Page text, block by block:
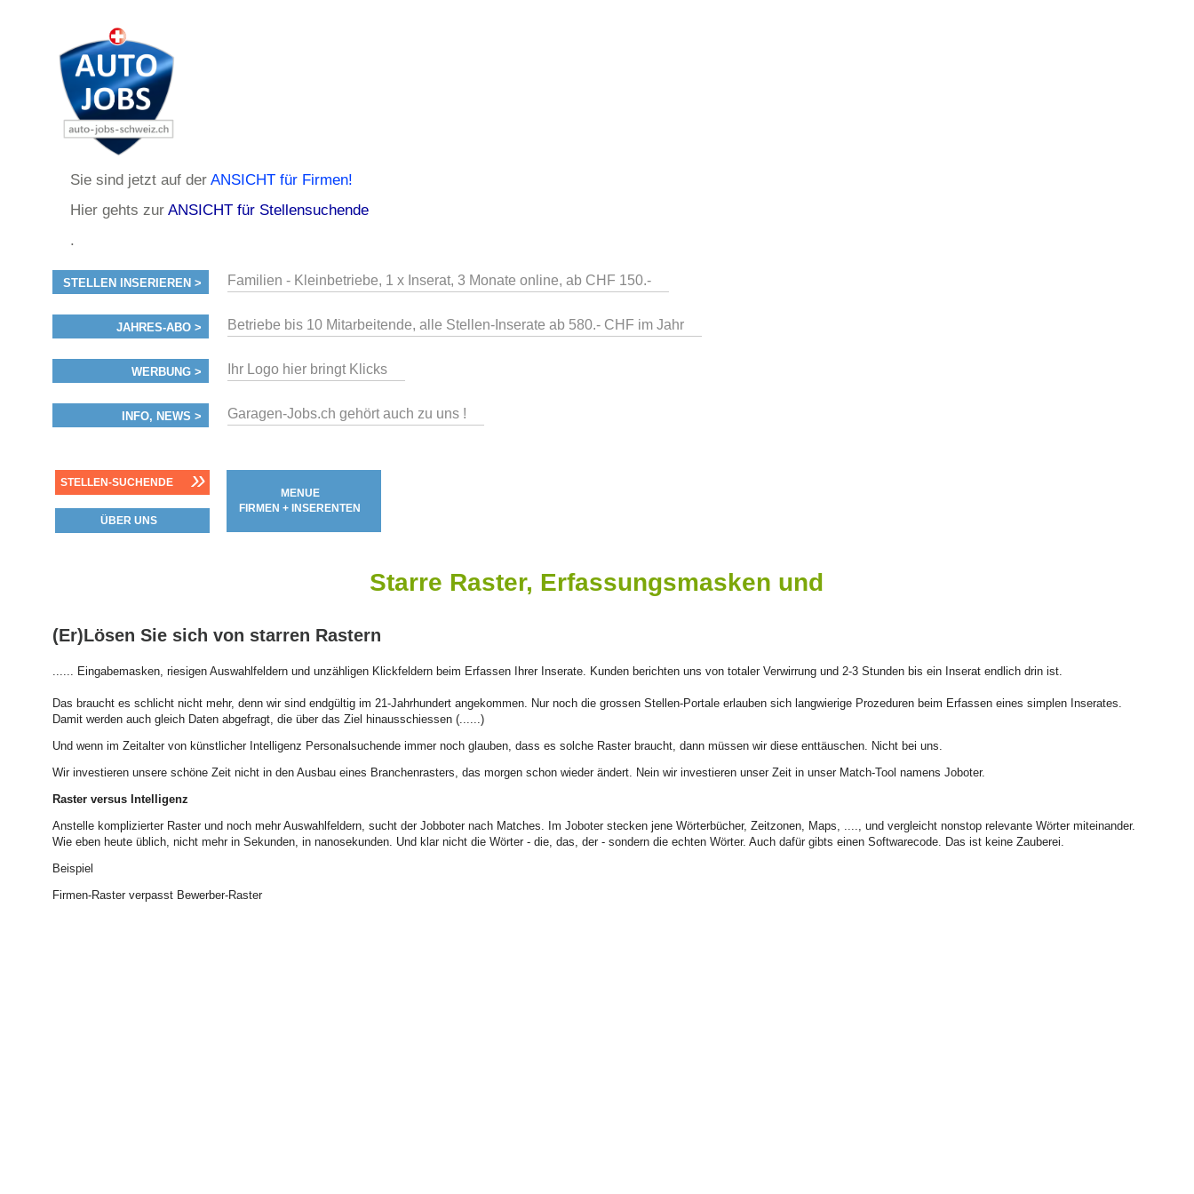
Sie sind jetzt auf der ANSICHT für Firmen!
Hier gehts zur ANSICHT für Stellensuchende
.
STELLEN INSERIEREN > Familien - Kleinbetriebe, 1 x Inserat, 3 Monate online, ab CHF 150.-
JAHRES-ABO > Betriebe bis 10 Mitarbeitende, alle Stellen-Inserate ab 580.- CHF im Jahr
WERBUNG > Ihr Logo hier bringt Klicks
INFO, NEWS > Garagen-Jobs.ch gehört auch zu uns !
STELLEN-SUCHENDE »
ÜBER UNS
MENUE
FIRMEN + INSERENTEN
Starre Raster, Erfassungsmasken und
(Er)Lösen Sie sich von starren Rastern
...... Eingabemasken, riesigen Auswahlfeldern und unzähligen Klickfeldern beim Erfassen Ihrer Inserate. Kunden berichten uns von totaler Verwirrung und 2-3 Stunden bis ein Inserat endlich drin ist.
Das braucht es schlicht nicht mehr, denn wir sind endgültig im 21-Jahrhundert angekommen. Nur noch die grossen Stellen-Portale erlauben sich langwierige Prozeduren beim Erfassen eines simplen Inserates.
Damit werden auch gleich Daten abgefragt, die über das Ziel hinausschiessen (......)
Und wenn im Zeitalter von künstlicher Intelligenz Personalsuchende immer noch glauben, dass es solche Raster braucht, dann müssen wir diese enttäuschen. Nicht bei uns.
Wir investieren unsere schöne Zeit nicht in den Ausbau eines Branchenrasters, das morgen schon wieder ändert. Nein wir investieren unser Zeit in unser Match-Tool namens Joboter.
Raster versus Intelligenz
Anstelle komplizierter Raster und noch mehr Auswahlfeldern, sucht der Jobboter nach Matches. Im Joboter stecken jene Wörterbücher, Zeitzonen, Maps, ...., und vergleicht nonstop relevante Wörter miteinander.
Wie eben heute üblich, nicht mehr in Sekunden, in nanosekunden. Und klar nicht die Wörter - die, das, der - sondern die echten Wörter. Auch dafür gibts einen Softwarecode. Das ist keine Zauberei.
Beispiel
Firmen-Raster verpasst Bewerber-Raster